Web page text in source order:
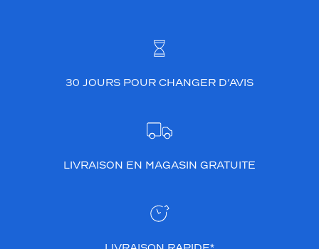
30 JOURS POUR CHANGER D’AVIS
LIVRAISON EN MAGASIN GRATUITE